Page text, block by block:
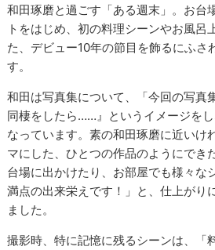
和田琢磨と過ごす「ある週末」。お台
トをはじめ、初の料理シーンやお風呂
た、デビュー10年の節目を飾るにふさ
す。
和田は写真集について、「今回の写真
同棲をしたら……』というイメージを
なっています。素の和田琢磨に近いけ
マにした、ひとつの作品のようにでき
台場に出かけたり、お部屋でも様々な
満点の出来栄えです！」と、仕上がり
ました。
撮影時、特に記憶に残るシーンは、「